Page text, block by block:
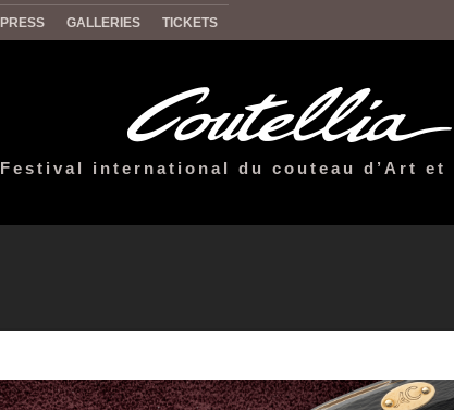
PRESS GALLERIES TICKETS
Festival international du couteau d’Art